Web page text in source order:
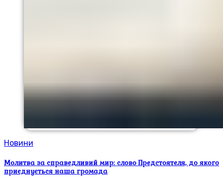
Новини
Молитва за справедливий мир: слово Предстоятеля, до якого
приєднується наша громада